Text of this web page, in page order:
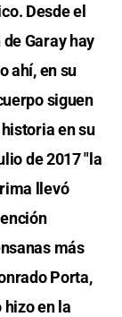
Desde el
Garay hay
ahí, en su
siguen
en su
de 2017 "la
llevó
más
Porta,
hizo en la